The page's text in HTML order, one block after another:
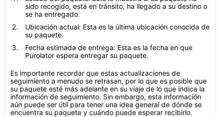
sido recogido, está en tránsito, ha llegado a su destino o
se ha entregado.
Ubicación actual: Esta es la última ubicación conocida de
su paquete.
Fecha estimada de entrega: Esta es la fecha en que
Purolator espera entregar su paquete.
Es importante recordar que estas actualizaciones de
seguimiento a menudo se retrasan, por lo que es posible que
su paquete esté más adelante en su viaje de lo que indica la
información de seguimiento. Sin embargo, esta información
aún puede ser útil para tener una idea general de dónde se
encuentra su paquete y cuándo puede esperar recibirlo.